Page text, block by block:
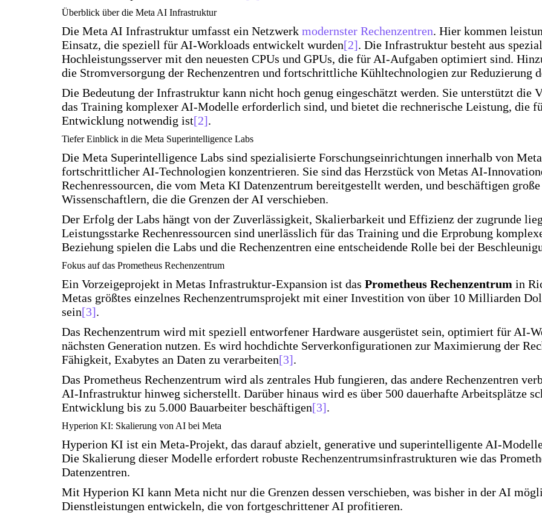
Überblick über die Meta AI Infrastruktur
Die Meta AI Infrastruktur umfasst ein Netzwerk modernster Rechenzentren. Hier kommen
Einsatz, die speziell für AI-Workloads entwickelt wurden[2]. Die Infrastruktur besteht aus
Hochleistungsserver mit den neuesten CPUs und GPUs, die für AI-Aufgaben optimiert sind.
die Stromversorgung der Rechenzentren und fortschrittliche Kühltechnologien zur Reduzierung
Die Bedeutung der Infrastruktur kann nicht hoch genug eingeschätzt werden. Sie unterstützt die
das Training komplexer AI-Modelle erforderlich sind, und bietet die rechnerische Leistung, die
Entwicklung notwendig ist[2].
Tiefer Einblick in die Meta Superintelligence Labs
Die Meta Superintelligence Labs sind spezialisierte Forschungseinrichtungen innerhalb von
fortschrittlicher AI-Technologien konzentrieren. Sie sind das Herzstück von Metas AI-
Rechenressourcen, die vom Meta KI Datenzentrum bereitgestellt werden, und beschäftigen
Wissenschaftlern, die die Grenzen der AI verschieben.
Der Erfolg der Labs hängt von der Zuverlässigkeit, Skalierbarkeit und Effizienz der zugrunde
Leistungsstarke Rechenressourcen sind unerlässlich für das Training und die Erprobung
Beziehung spielen die Labs und die Rechenzentren eine entscheidende Rolle bei der
Fokus auf das Prometheus Rechenzentrum
Ein Vorzeigeprojekt in Metas Infrastruktur-Expansion ist das Prometheus Rechenzentrum in
Metas größtes einzelnes Rechenzentrumsprojekt mit einer Investition von über 10 Milliarden
sein[3].
Das Rechenzentrum wird mit speziell entworfener Hardware ausgerüstet sein, optimiert für AI-
nächsten Generation nutzen. Es wird hochdichte Serverkonfigurationen zur Maximierung der
Fähigkeit, Exabytes an Daten zu verarbeiten[3].
Das Prometheus Rechenzentrum wird als zentrales Hub fungieren, das andere Rechenzentren
AI-Infrastruktur hinweg sicherstellt. Darüber hinaus wird es über 500 dauerhafte Arbeitsplätze
Entwicklung bis zu 5.000 Bauarbeiter beschäftigen[3].
Hyperion KI: Skalierung von AI bei Meta
Hyperion KI ist ein Meta-Projekt, das darauf abzielt, generative und superintelligente AI-
Die Skalierung dieser Modelle erfordert robuste Rechenzentrumsinfrastrukturen wie das
Datenzentren.
Mit Hyperion KI kann Meta nicht nur die Grenzen dessen verschieben, was bisher in der AI
Dienstleistungen entwickeln, die von fortgeschrittener AI profitieren.